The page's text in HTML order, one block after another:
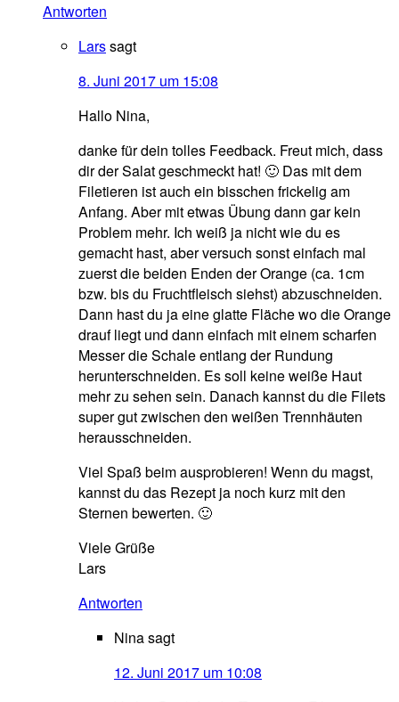
Antworten
Larssagt
8. Juni 2017 um 15:08
Hallo Nina,
danke für dein tolles Feedback. Freut mich, dass
dir der Salat geschmeckt hat! 🙂 Das mit dem
Filetieren ist auch ein bisschen frickelig am
Anfang. Aber mit etwas Übung dann gar kein
Problem mehr. Ich weiß ja nicht wie du es
gemacht hast, aber versuch sonst einfach mal
zuerst die beiden Enden der Orange (ca. 1cm
bzw. bis du Fruchtfleisch siehst) abzuschneiden.
Dann hast du ja eine glatte Fläche wo die Orange
drauf liegt und dann einfach mit einem scharfen
Messer die Schale entlang der Rundung
herunterschneiden. Es soll keine weiße Haut
mehr zu sehen sein. Danach kannst du die Filets
super gut zwischen den weißen Trennhäuten
herausschneiden.
Viel Spaß beim ausprobieren! Wenn du magst,
kannst du das Rezept ja noch kurz mit den
Sternen bewerten. 🙂
Viele Grüße
Lars
Antworten
Ninasagt
12. Juni 2017 um 10:08